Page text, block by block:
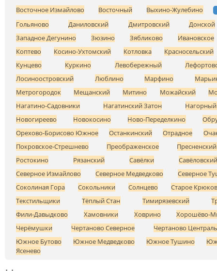
Восточное Измайлово
Восточный
Выхино-Жулебино
Гольяново
Даниловский Дмитровский
Донской
Западное Дегунино
Зюзино Зябликово
Ивановское
Коптево
Косино-Ухтомский Котловка
Красносельский
Кунцево
Куркино Левобережный
Лосиноостровский
Люблино Марфино
Метрогородок
Мещанский Митино Можайский
Нагатино-Садовники
Нагатинский Затон
Нагорный
Новогиреево
Новокосино Ново-Переделкино
Орехово-Борисово Южное
Останкинский Отрадное
Покровское-Стрешнево
Преображенское
Пресненский
Ростокино
Рязанский Савёлки
Савёловский
Северное Измайлово
Северное Медведково
Северное
Соколиная Гора
Сокольники Солнцево
Старое
Текстильщики
Тёплый Стан Тимирязевский
Фили-Давыдково
Хамовники Ховрино
Хорошёво-
Черёмушки
Чертаново Северное
Чертаново
Южное Бутово
Южное Медведково Южное Тушино
Ясенево